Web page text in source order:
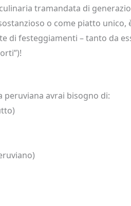
tramandata di
o come piatto unico,
di festeggiamenti – tanto da
peruviana avrai bisogno di: